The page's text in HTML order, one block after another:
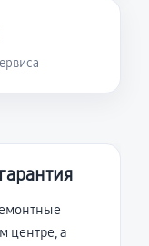
центре, а